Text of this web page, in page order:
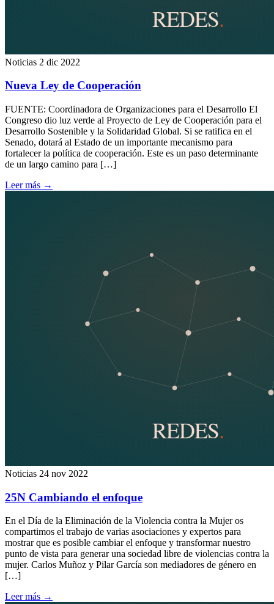
Noticias 2 dic 2022
Nueva Ley de Cooperación
FUENTE: Coordinadora de Organizaciones para el Desarrollo El
Congreso dio luz verde al Proyecto de Ley de Cooperación para el
Desarrollo Sostenible y la Solidaridad Global. Si se ratifica en el
Senado, dotará al Estado de un importante mecanismo para
fortalecer la política de cooperación. Este es un paso determinante
de un largo camino para […]
Leer más →
Noticias 24 nov 2022
25N Cambiando el enfoque
En el Día de la Eliminación de la Violencia contra la Mujer os
compartimos el trabajo de varias asociaciones y expertos para
mostrar que es posible cambiar el enfoque y transformar nuestro
punto de vista para generar una sociedad libre de violencias contra la
mujer. Carlos Muñoz y Pilar García son mediadores de género en
[…]
Leer más →